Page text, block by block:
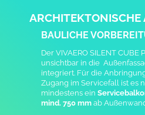
ARCHITEKTONISCHE
BAULICHE
Der VIVAERO SILENT CUBE
unsichtbar in die
integriert. Für die
Zugang im Servicefall ist es
mindestens ein
mind. 750 mm ab